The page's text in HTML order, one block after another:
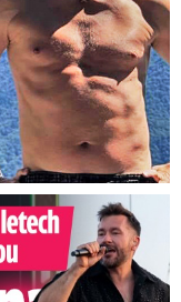
koncert